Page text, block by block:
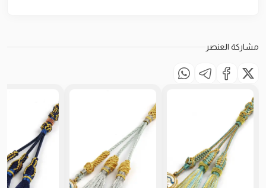
مشاركة العنصر